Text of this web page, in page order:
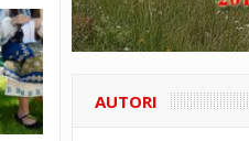
AUTORI